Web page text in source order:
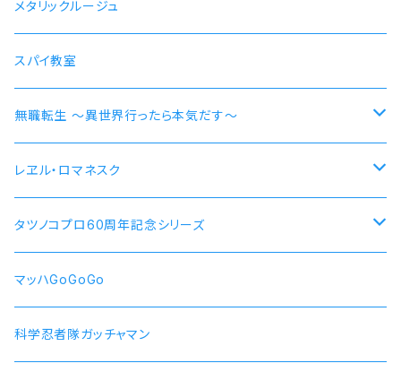
シン 共和国ver モデル
ヴラディレーナ・ミリーゼ モデル
野クルver
志摩リン
各務原なでしこ
乗物シリーズ
なでしこ 自転車
桜 自動車
メタリックルージュ
スパイ教室
無職転生 〜異世界行ったら本気だす〜
【エリス・ボレアス・グレイラット】腕時計 本数限定商品
【ロキシー・ミグルディア】腕時計 本数限定商品
【シルフィエット】腕時計 本数限定商品
【ルイジェルド】腕時計 本数限定
レヱル・ロマネスク
すずしろ モデル
紅
ラン モデル
タツノコプロ60周年記念シリーズ
マッハGoGoGo 55周年記念モデル
科学忍者隊ガッチャマン 50周年記念モデル
マッハGoGoGo
科学忍者隊ガッチャマン